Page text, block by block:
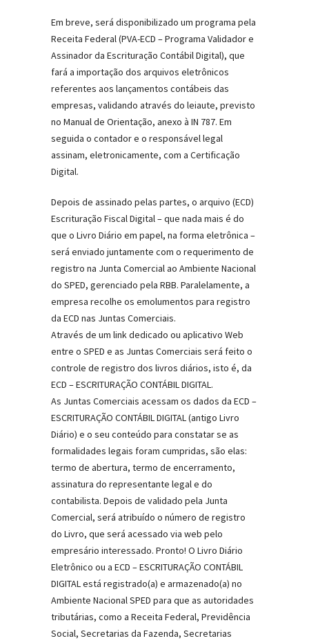
Em breve, será disponibilizado um programa pela
Receita Federal (PVA-ECD – Programa Validador e
Assinador da Escrituração Contábil Digital), que
fará a importação dos arquivos eletrônicos
referentes aos lançamentos contábeis das
empresas, validando através do leiaute, previsto
no Manual de Orientação, anexo à IN 787. Em
seguida o contador e o responsável legal
assinam, eletronicamente, com a Certificação
Digital.
Depois de assinado pelas partes, o arquivo (ECD)
Escrituração Fiscal Digital – que nada mais é do
que o Livro Diário em papel, na forma eletrônica –
será enviado juntamente com o requerimento de
registro na Junta Comercial ao Ambiente Nacional
do SPED, gerenciado pela RBB. Paralelamente, a
empresa recolhe os emolumentos para registro
da ECD nas Juntas Comerciais.
Através de um link dedicado ou aplicativo Web
entre o SPED e as Juntas Comerciais será feito o
controle de registro dos livros diários, isto é, da
ECD – ESCRITURAÇÃO CONTÁBIL DIGITAL.
As Juntas Comerciais acessam os dados da ECD –
ESCRITURAÇÃO CONTÁBIL DIGITAL (antigo Livro
Diário) e o seu conteúdo para constatar se as
formalidades legais foram cumpridas, são elas:
termo de abertura, termo de encerramento,
assinatura do representante legal e do
contabilista. Depois de validado pela Junta
Comercial, será atribuído o número de registro
do Livro, que será acessado via web pelo
empresário interessado. Pronto! O Livro Diário
Eletrônico ou a ECD – ESCRITURAÇÃO CONTÁBIL
DIGITAL está registrado(a) e armazenado(a) no
Ambiente Nacional SPED para que as autoridades
tributárias, como a Receita Federal, Previdência
Social, Secretarias da Fazenda, Secretarias